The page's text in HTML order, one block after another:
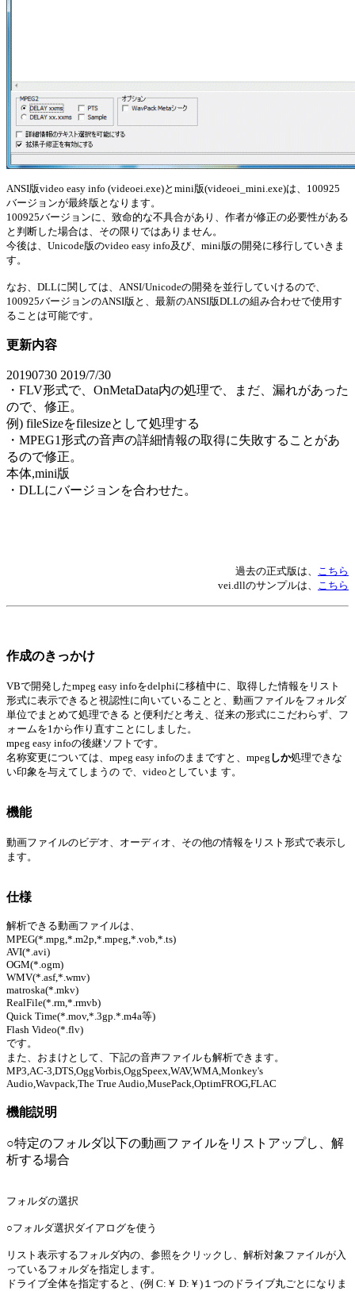
ANSI版video easy info (videoei.exe)とmini版(videoei_mini.exe)は、100925
バージョンが最終版となります。
100925バージョンに、致命的な不具合があり、作者が修正の必要性がある
と判断した場合は、その限りではありません。
今後は、Unicode版のvideo easy info及び、mini版の開発に移行していきま
す。
なお、DLLに関しては、ANSI/Unicodeの開発を並行していけるので、
100925バージョンのANSI版と、最新のANSI版DLLの組み合わせで使用す
ることは可能です。
更新内容
20190730 2019/7/30
・FLV形式で、OnMetaData内の処理で、まだ、漏れがあった
ので、修正。
例) fileSizeをfilesizeとして処理する
・MPEG1形式の音声の詳細情報の取得に失敗することがあ
るので修正。
本体,mini版
・DLLにバージョンを合わせた。
過去の正式版は、 こちら
vei.dllのサンプルは、 こちら
作成のきっかけ
VBで開発したmpeg easy infoをdelphiに移植中に、取得した情報をリスト
形式に表示できると視認性に向いていることと、動画ファイルをフォルダ
単位でまとめて処理できる と便利だと考え、従来の形式にこだわらず、フ
ォームを1から作り直すことにしました。
mpeg easy infoの後継ソフトです。
名称変更については、mpeg easy infoのままですと、mpeg しか処理できな
い印象を与えてしまうの で、videoとしていま す。
機能
動画ファイルのビデオ、オーディオ、その他の情報をリスト形式で表示し
ます。
仕様
解析できる動画ファイルは、
MPEG(*.mpg,*.m2p,*.mpeg,*.vob,*.ts)
AVI(*.avi)
OGM(*.ogm)
WMV(*.asf,*.wmv)
matroska(*.mkv)
RealFile(*.rm,*.rmvb)
Quick Time(*.mov,*.3gp.*.m4a等)
Flash Video(*.flv)
です。
また、おまけとして、下記の音声ファイルも解析できます。
MP3,AC-3,DTS,OggVorbis,OggSpeex,WAV,WMA,Monkey's
Audio,Wavpack,The True Audio,MusePack,OptimFROG,FLAC
機能説明
○特定のフォルダ以下の動画ファイルをリストアップし、解
析する場合
フォルダの選択
○フォルダ選択ダイアログを使う
リスト表示するフォルダ内の、参照をクリックし、解析対象ファイルが入
っているフォルダを指定します。
ドライブ全体を指定すると、(例 C:￥ D:￥)１つのドライブ丸ごとになりま